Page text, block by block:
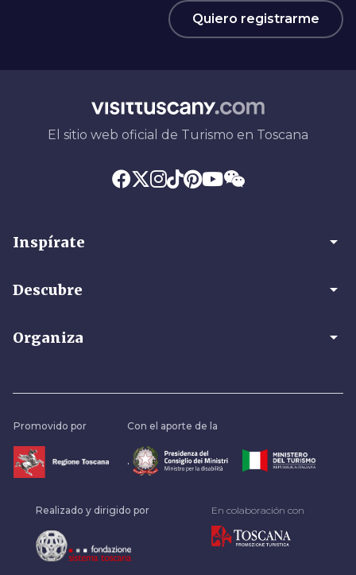
Quiero registrarme
El sitio web oficial de Turismo en Toscana
Inspírate arrow_drop_down
Descubre arrow_drop_down
Organiza arrow_drop_down
Promovido por Con el aporte de la
.
Realizado y dirigido por En colaboración con